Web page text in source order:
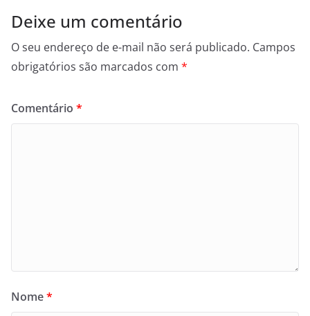
Deixe um comentário
O seu endereço de e-mail não será publicado. Campos
obrigatórios são marcados com *
Comentário *
Nome*